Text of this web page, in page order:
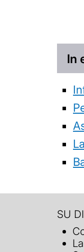
In
SU